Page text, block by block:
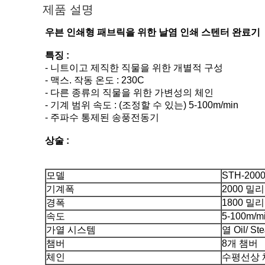
제품 설명
우븐 인쇄형 패브릭을 위한 날염 인쇄 스텐터 완료기
특징 :
- 니트이고 제직한 직물을 위한 개별적 구성
- 맥스. 작동 온도 : 230C
- 다른 종류의 직물을 위한 가변성의 체인
- 기계 범위 속도 : (조정할 수 있는) 5-100m/min
- 주파수 통제된 송풍전동기
상술 :
모델
STH-
기계폭
2000 밀
경폭
1800 밀
속도
5-100m/
가열 시스템
열 Oil/
챔버
8개 챔버
체인
수평선상